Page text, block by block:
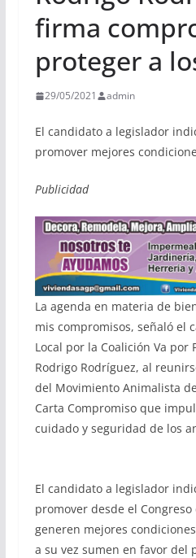
firma
proteger a
29/05/2021 admin
El candidato a legislador
promover mejores
Publicidad
La agenda en materia de
mis compromisos, señaló el
Local por la Coalición Va por
Rodrigo Rodríguez, al
del Movimiento Animalista
Carta Compromiso que
cuidado y seguridad de los
El candidato a legislador
promover desde el
generen mejores
a su vez sumen en favor del